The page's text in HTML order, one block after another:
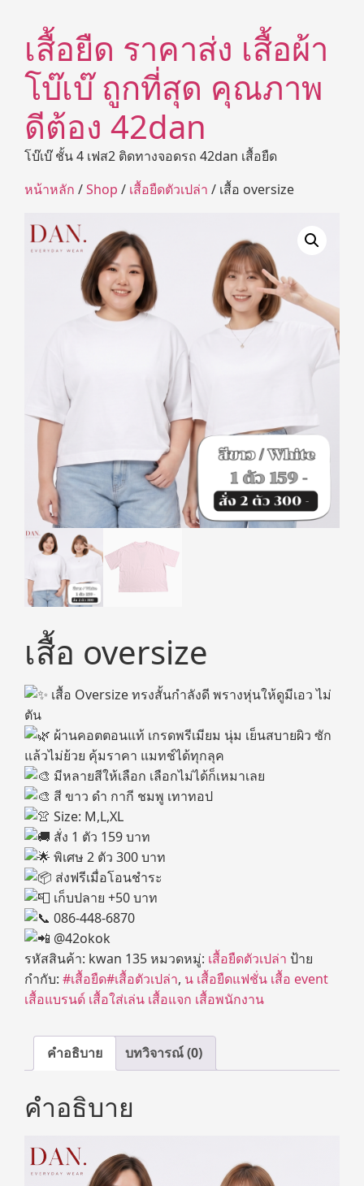
เสื้อยืด ราคาส่ง เสื้อผ้า
โบ๊เบ๊ ถูกที่สุด คุณภาพ
ดีต้อง 42dan
โบ๊เบ๊ ชั้น 4 เฟส2 ติดทางจอดรถ 42dan เสื้อยืด
หน้าหลัก /Shop / เสื้อยืดตัวเปล่า / เสื้อ oversize
เสื้อ oversize
เสื้อ Oversize ทรงสั้นกำลังดี พรางหุ่นให้ดูมีเอว ไม่
ตัน
ผ้านคอตตอนแท้ เกรดพรีเมียม นุ่ม เย็นสบายผิว ซัก
แล้วไม่ย้วย คุ้มราคา แมทช์ได้ทุกลุค
มีหลายสีให้เลือก เลือกไม่ได้ก็เหมาเลย
สี ขาว ดำ กากี ชมพู เทาทอป
Size: M,L,XL
สั่ง 1 ตัว 159 บาท
พิเศษ 2 ตัว 300 บาท
ส่งฟรีเมื่อโอนชำระ
เก็บปลาย +50 บาท
086-448-6870
@42okok
รหัสสินค้า: kwan 135หมวดหมู่: เสื้อยืดตัวเปล่า ป้าย
กำกับ: #เสื้อยืด#เสื้อตัวเปล่า, น เสื้อยืดแฟชั่น เสื้อ event
เสื้อแบรนด์ เสื้อใส่เล่น เสื้อแจก เสื้อพนักงาน
คำอธิบาย บทวิจารณ์ (0)
คำอธิบาย